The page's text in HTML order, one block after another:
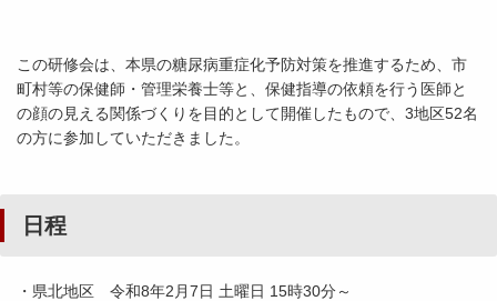
この研修会は、本県の糖尿病重症化予防対策を推進するため、市
町村等の保健師・管理栄養士等と、保健指導の依頼を行う医師と
の顔の見える関係づくりを目的として開催したもので、3地区52名
の方に参加していただきました。
日程
・県北地区 令和8年2月7日 土曜日 15時30分～